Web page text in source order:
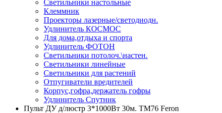
Светильники настольные
Клеммник
Проекторы лазерные/светодиодн.
Удлинитель КОСМОС
Для дома,отдыха и спорта
Удлинитель ФОТОН
Светильники потолоч.\настен.
Светильники линейные
Светильники для растений
Отпугиватели вредителей
Корпус,гофра,держатель гофры
Удлинитель Спутник
Пульт ДУ д/люстр 3*1000Вт 30м. TM76 Feron